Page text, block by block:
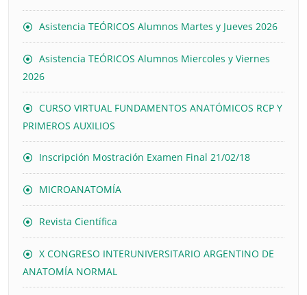
Asistencia TEÓRICOS Alumnos Martes y Jueves 2026
Asistencia TEÓRICOS Alumnos Miercoles y Viernes
2026
CURSO VIRTUAL FUNDAMENTOS ANATÓMICOS RCP Y
PRIMEROS AUXILIOS
Inscripción Mostración Examen Final 21/02/18
MICROANATOMÍA
Revista Científica
X CONGRESO INTERUNIVERSITARIO ARGENTINO DE
ANATOMÍA NORMAL